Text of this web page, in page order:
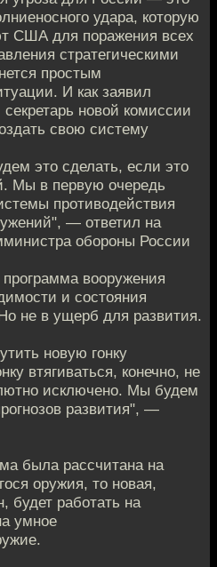
удара, которую
США для поражения всех
стратегическими
простым
И как заявил
новой комиссии
свою систему
это сделать, если это
Мы в первую очередь
противодействия
— ответил на
обороны России
вооружения
и состояния
не в ущерб для развития.
новую гонку
втягиваться, конечно, не
исключено. Мы будем
развития", —
была рассчитана на
оружия, то новая,
будет работать на
умное